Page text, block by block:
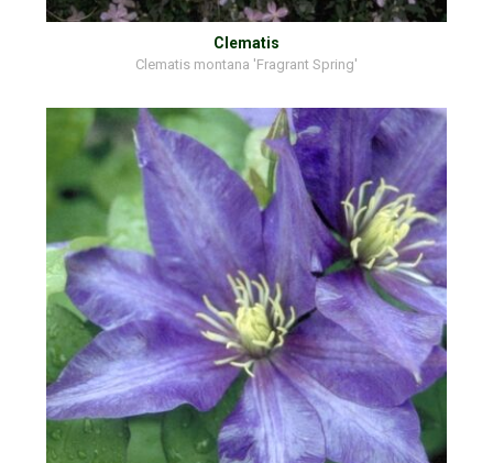
Clematis
Clematis montana 'Fragrant Spring'